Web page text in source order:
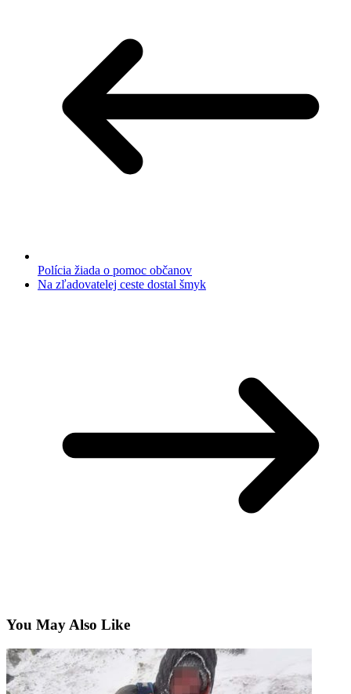
Polícia žiada o pomoc občanov
Na zľadovatelej ceste dostal šmyk
You May Also Like